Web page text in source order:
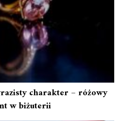
charakter – różowy
w biżuterii